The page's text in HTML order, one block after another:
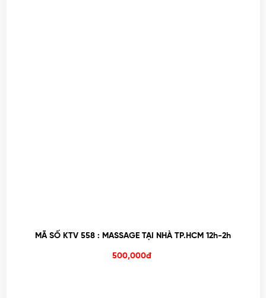
MÃ SỐ KTV 558 : MASSAGE TẠI NHÀ TP.HCM 12h-2h
500,000đ